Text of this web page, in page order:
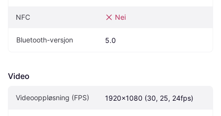
NFC Nei
Bluetooth-versjon 5.0
Video
Videooppløsning (FPS) 1920x1080 (30, 25, 24fps)